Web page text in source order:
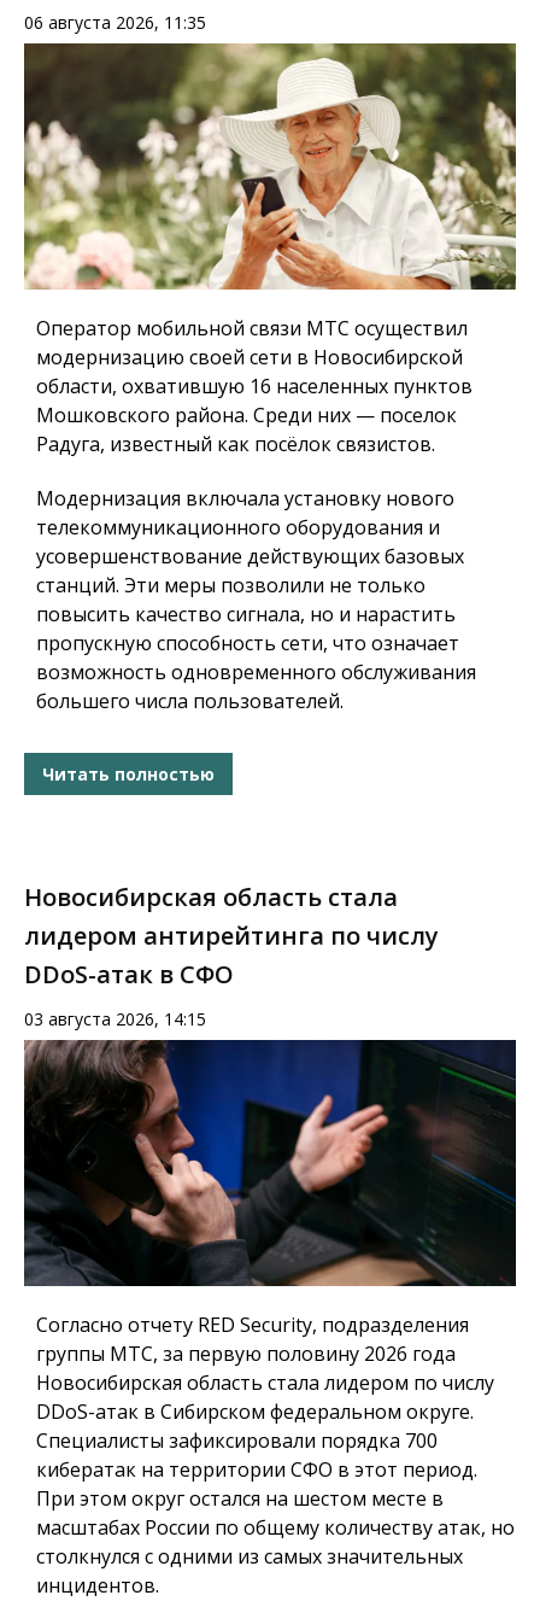
06 августа 2026, 11:35
Оператор мобильной связи МТС осуществил
модернизацию своей сети в Новосибирской
области, охватившую 16 населенных пунктов
Мошковского района. Среди них — поселок
Радуга, известный как посёлок связистов.
Модернизация включала установку нового
телекоммуникационного оборудования и
усовершенствование действующих базовых
станций. Эти меры позволили не только
повысить качество сигнала, но и нарастить
пропускную способность сети, что означает
возможность одновременного обслуживания
большего числа пользователей.
Читать полностью
Новосибирская область стала
лидером антирейтинга по числу
DDoS-атак в СФО
03 августа 2026, 14:15
Согласно отчету RED Security, подразделения
группы МТС, за первую половину 2026 года
Новосибирская область стала лидером по числу
DDoS-атак в Сибирском федеральном округе.
Специалисты зафиксировали порядка 700
кибератак на территории СФО в этот период.
При этом округ остался на шестом месте в
масштабах России по общему количеству атак, но
столкнулся с одними из самых значительных
инцидентов.